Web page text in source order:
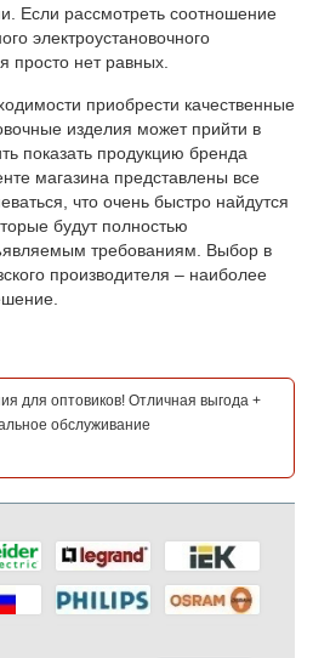
Если рассмотреть соотношение
электроустановочного
просто нет равных.
приобрести качественные
изделия может прийти в
показать продукцию бренда
магазина представлены все
что очень быстро найдутся
будут полностью
требованиям. Выбор в
производителя – наиболее
для оптовиков! Отличная выгода +
обслуживание